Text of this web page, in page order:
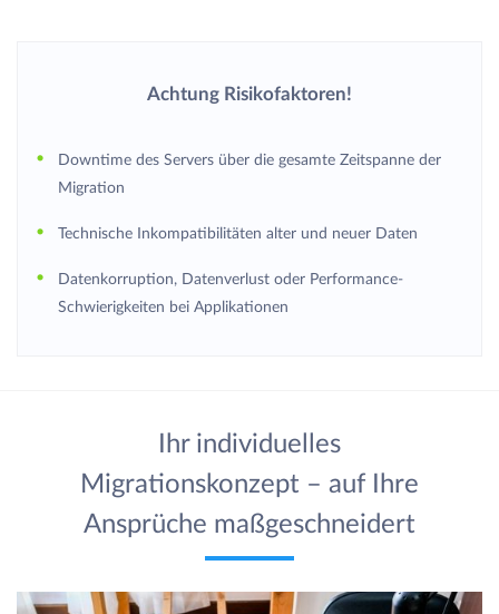
Achtung Risikofaktoren!
Downtime des Servers über die gesamte Zeitspanne der
Migration
Technische Inkompatibilitäten alter und neuer Daten
Datenkorruption, Datenverlust oder Performance-
Schwierigkeiten bei Applikationen
Ihr individuelles
Migrationskonzept – auf Ihre
Ansprüche maßgeschneidert